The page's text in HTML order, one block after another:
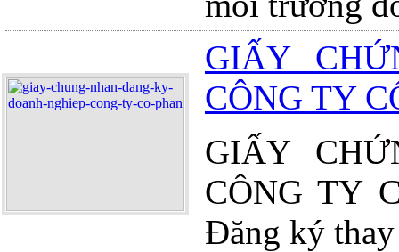
GIẤY
CÔNG TY
GIẤY
CÔNG TY
Đăng ký